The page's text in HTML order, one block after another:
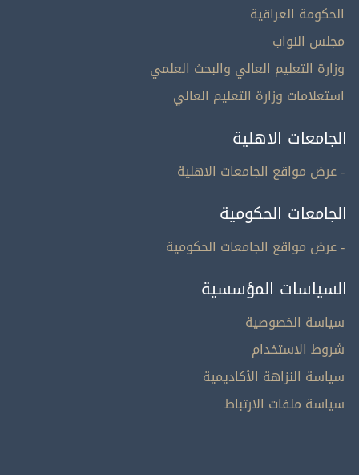
الحكومة العراقية
مجلس النواب
وزارة التعليم العالي والبحث العلمي
استعلامات وزارة التعليم العالي
الجامعات الاهلية
- عرض مواقع الجامعات الاهلية
الجامعات الحكومية
- عرض مواقع الجامعات الحكومية
السياسات المؤسسية
سياسة الخصوصية
شروط الاستخدام
سياسة النزاهة الأكاديمية
سياسة ملفات الارتباط